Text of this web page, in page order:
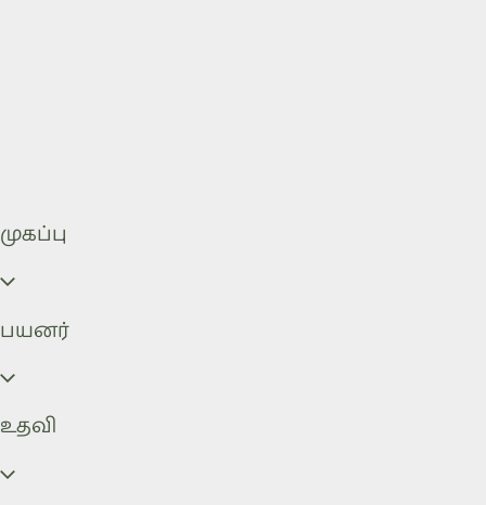
முகப்பு
பயனர்
உதவி